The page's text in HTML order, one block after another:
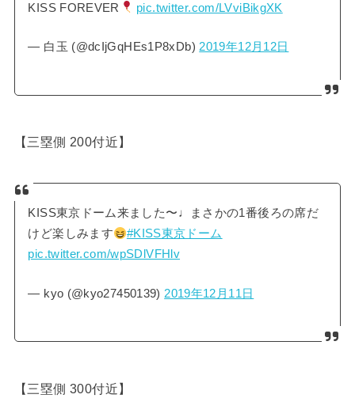
KISS FOREVER pic.twitter.com/LVviBikgXK
— 白玉 (@dcIjGqHEs1P8xDb)2019年12月12日
【三塁側 200付近】
KISS東京ドーム来ました〜♩まさかの1番後ろの席だ
けど楽しみます
#KISS東京ドーム
pic.twitter.com/wpSDlVFHlv
— kyo (@kyo27450139) 2019年12月11日
【三塁側 300付近】